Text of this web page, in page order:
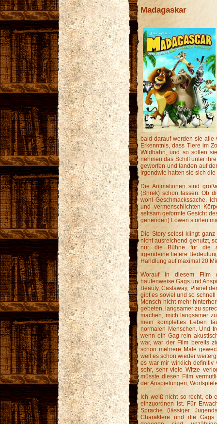
Madagaskar
bald darauf werden sie alle
Erkenntnis, dass Tiere im
Wildbahn, und so sollen
nehmen das Schiff unter
geworfen und landen auf
irgendwie hatten sie sich
Die Animationen sind
(Shrek) schon lassen. Ob
wohl Geschmackssache.
und vermenschlichten
seltsam geformte Gesicht
gehenden) Löwen störten
Die Story selbst klingt
nicht ausreichend genutzt,
nur die Bühne für die
irgendeine tiefere
Handlung auf maximal 20
Worauf in diesem Film
haufenweise Gags und
Beauty, Castaway, Planet
gibt es soviel und so
Mensch nicht mehr
gebeten, langsamer zu
machen, mich langsamer
mein komplettes Leben
normalen Menschen. Und
wenn ein Gag rein
war, war der Film bereits
schon mehrere Male
weil es schon wieder
es war mir wirklich definitiv
sehr, sehr viele Witze
müsste diesen Film
der Anspielungen,
Ich weiß nicht so recht, ob
einzuordnen ist. Für
Sprache (lässiger
Charaktere und die